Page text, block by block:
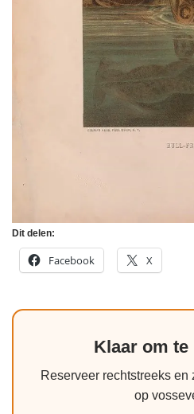
Dit delen:
Facebook X
Klaar om te
Reserveer rechtstreeks en
op